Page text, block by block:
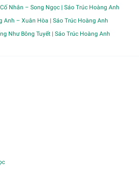
Nhân – Song Ngọc | Sáo Trúc Hoàng Anh
Anh – Xuân Hòa | Sáo Trúc Hoàng Anh
Như Bông Tuyết | Sáo Trúc Hoàng Anh